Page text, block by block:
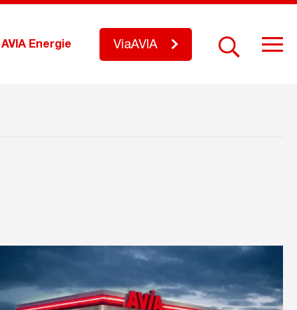
AVIA Energie ViaAVIA